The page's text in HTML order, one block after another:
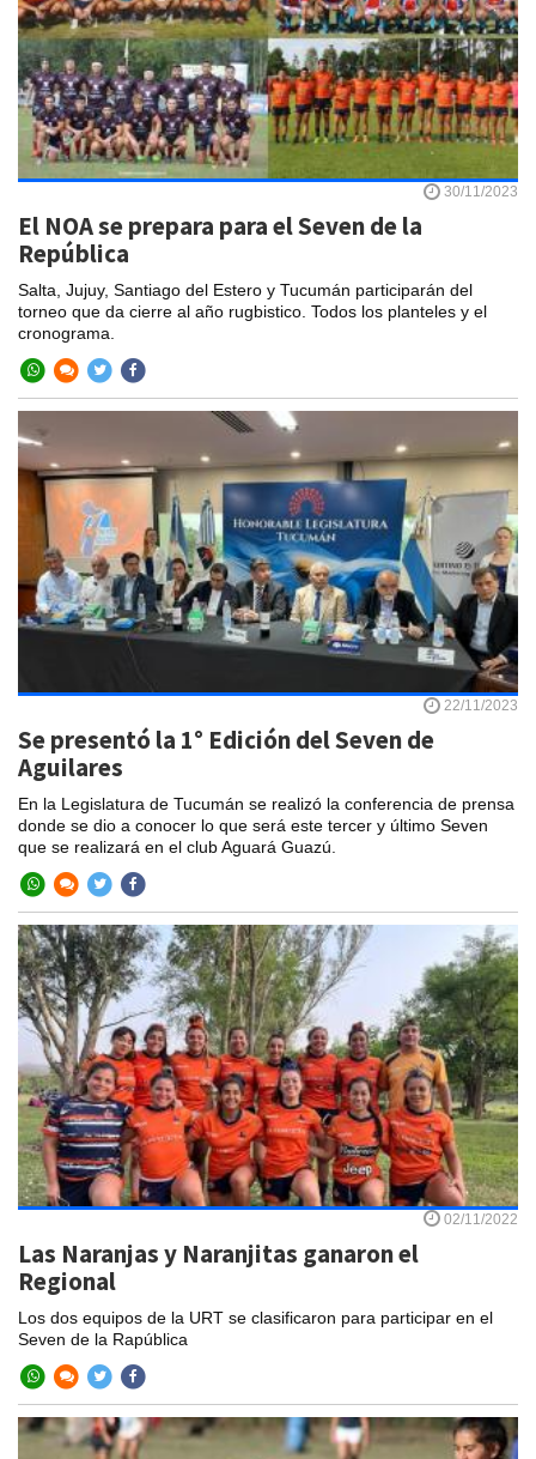
30/11/2023
El NOA se prepara para el Seven de la
República
Salta, Jujuy, Santiago del Estero y Tucumán participarán del
torneo que da cierre al año rugbistico. Todos los planteles y el
cronograma.
22/11/2023
Se presentó la 1° Edición del Seven de
Aguilares
En la Legislatura de Tucumán se realizó la conferencia de prensa
donde se dio a conocer lo que será este tercer y último Seven
que se realizará en el club Aguará Guazú.
02/11/2022
Las Naranjas y Naranjitas ganaron el
Regional
Los dos equipos de la URT se clasificaron para participar en el
Seven de la Rapública